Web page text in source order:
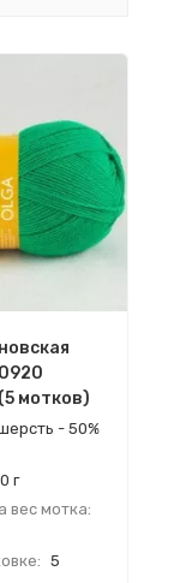
мотков)
- 50%
г
вес мотка:
5